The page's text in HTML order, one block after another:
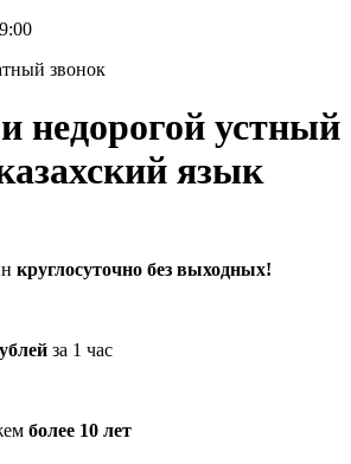
звонок
недорогой устный
язык
круглосуточно без выходных!
за 1 час
более 10 лет